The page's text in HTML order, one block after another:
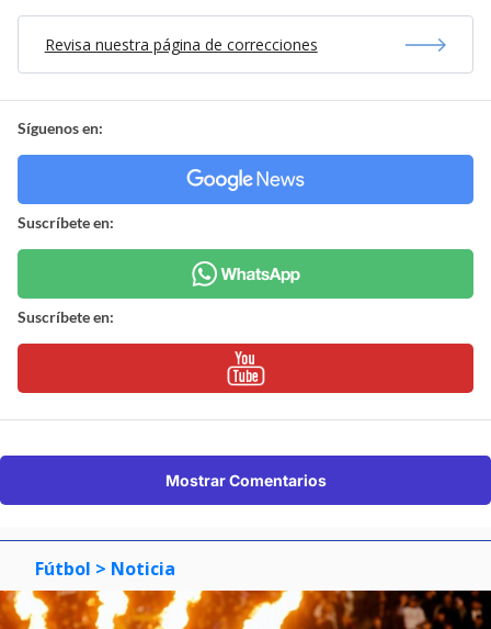
Revisa nuestra página de correcciones
Síguenos en:
Suscríbete en:
Suscríbete en:
Mostrar Comentarios
Fútbol > Noticia